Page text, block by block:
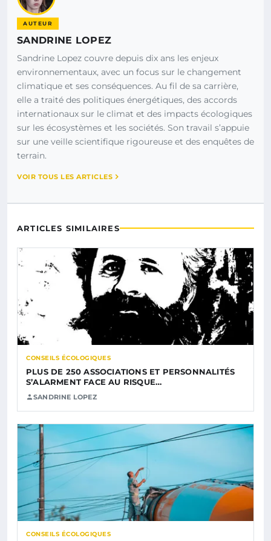
AUTEUR
SANDRINE LOPEZ
Sandrine Lopez couvre depuis dix ans les enjeux
environnementaux, avec un focus sur le changement
climatique et ses conséquences. Au fil de sa carrière,
elle a traité des politiques énergétiques, des accords
internationaux sur le climat et des impacts écologiques
sur les écosystèmes et les sociétés. Son travail s’appuie
sur une veille scientifique rigoureuse et des enquêtes de
terrain.
VOIR TOUS LES ARTICLES
ARTICLES SIMILAIRES
CONSEILS ÉCOLOGIQUES
PLUS DE 250 ASSOCIATIONS ET PERSONNALITÉS
S’ALARMENT FACE AU RISQUE…
SANDRINE LOPEZ
CONSEILS ÉCOLOGIQUES